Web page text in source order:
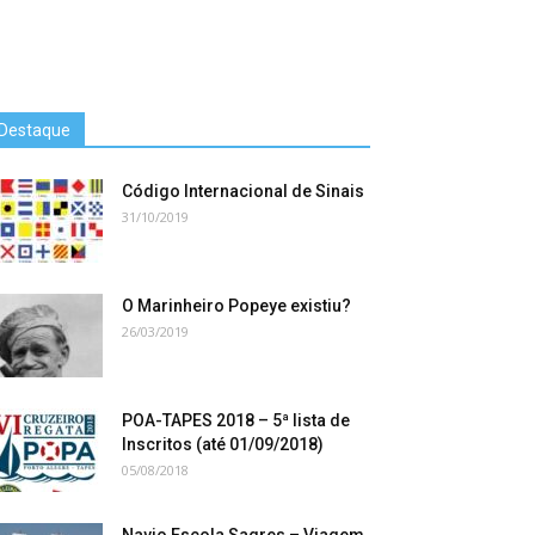
Código Internacional de Sinais
31/10/2019
O Marinheiro Popeye existiu?
26/03/2019
POA-TAPES 2018 – 5ª lista de
Inscritos (até 01/09/2018)
05/08/2018